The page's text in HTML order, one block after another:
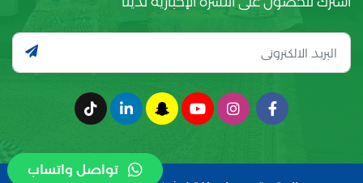
تواصل واتساب